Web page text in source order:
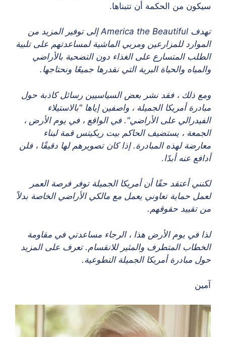
سيكون من الحكمة أن تتبناها.
تهدف America the Beautiful إلى توفير المزيد من
الموارد للمزارعين ومربي الماشية لمساعدتهم على تلبية
الطلب المتسارع على الغذاء دون التضحية بالأراضي
والمياه والحياة البرية التي نقدرها جميعًا ونحتاجها.
ومع ذلك ، فقد نشر بعض السياسيين رسائل كاذبة حول
مبادرة أمريكا الجميلة ، واصفين إياها "بالاستيلاء
الفيدرالي على الأراضي". في الواقع ، في يوم الأرض ،
الجمعة ، يستضيف الحاكم بيت ريكيتس قمة لبناء
معارضة لهذه المبادرة. إذا كان تصويرهم لها دقيقًا ، فلن
أدافع عنه أبدًا.
لكنني أعتقد حقًا أن أمريكا الجميلة توفر فرصة العمر
لعمل حماية تعاوني يعمل مع مالكي الأراضي الخاصة بدلاً
من تقييد حقوقهم.
لذا في يوم الأرض هذا ، الرجاء مساعدتي في مقاومة
الخطاب المتطرف والمثير للانقسام. تعرف على المزيد
حول مبادرة أمريكا الجميلة التطوعية.
آمين